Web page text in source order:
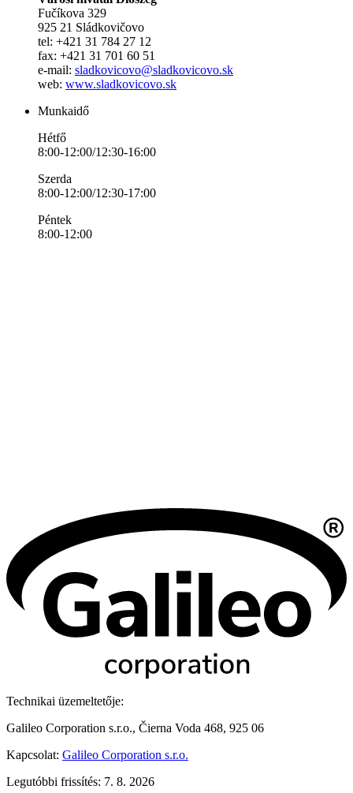
Fučíkova 329
925 21 Sládkovičovo
tel: +421 31 784 27 12
fax: +421 31 701 60 51
e-mail: sladkovicovo@sladkovicovo.sk
web: www.sladkovicovo.sk
Munkaidő
Hétfő
8:00-12:00/12:30-16:00
Szerda
8:00-12:00/12:30-17:00
Péntek
8:00-12:00
Technikai üzemeltetője:
Galileo Corporation s.r.o., Čierna Voda 468, 925 06
Kapcsolat: Galileo Corporation s.r.o.
Legutóbbi frissítés: 7. 8. 2026